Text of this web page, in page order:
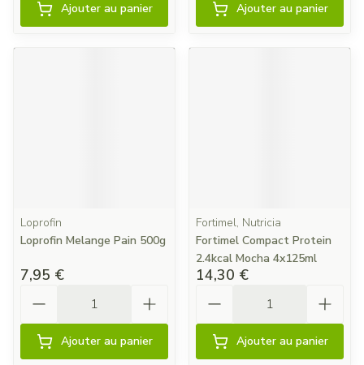
Ajouter au panier Ajouter au panier
Loprofin
Loprofin Melange Pain 500g
7,95 €
Ajouter au panier
Fortimel, Nutricia
Fortimel Compact Protein
2.4kcal Mocha 4x125ml
14,30 €
Ajouter au panier